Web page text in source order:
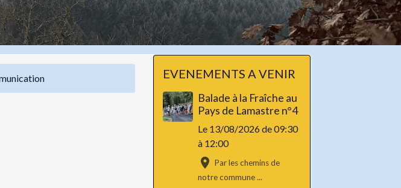
EVENEMENTS A VENIR
Balade à la Fraîche au
Pays de Lamastre n°4
Le 13/08/2026de 09:30
à 12:00
Par les chemins de
notre commune ...